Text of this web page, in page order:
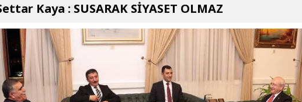
Kaya : SUSARAK SİYASET OLMAZ